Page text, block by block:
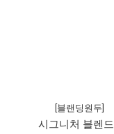
[블랜딩원두]
시그니처 블렌드